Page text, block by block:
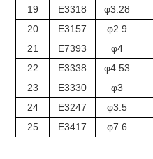
19
E3318 φ3.28
20
E3157 φ2.9
21
E7393 φ4
22
E3338 φ4.53
23
E3330 φ3
24
E3247 φ3.5
25
E3417 φ7.6